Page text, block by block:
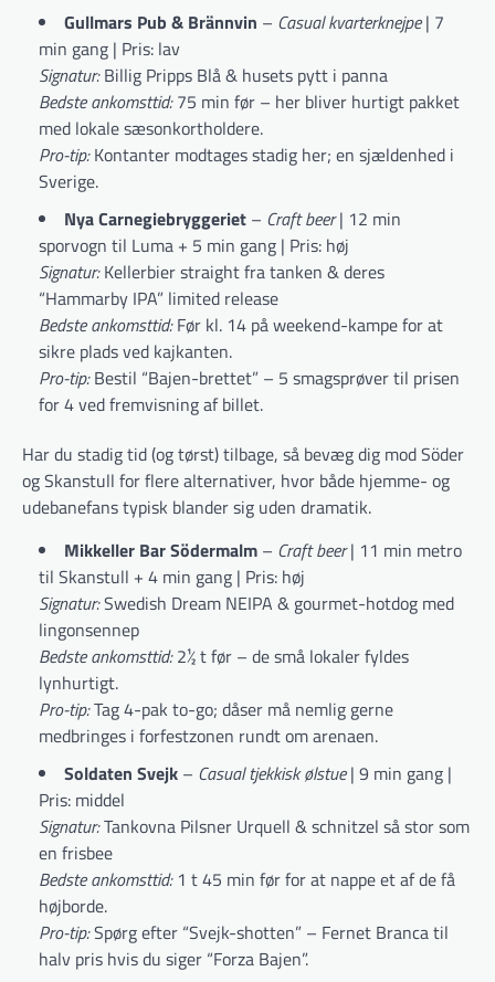
Gullmars Pub & Brännvin – Casual kvarterknejpe| 7
min gang | Pris: lav
Signatur:Billig Pripps Blå & husets pytt i panna
Bedste ankomsttid:75 min før – her bliver hurtigt pakket
med lokale sæsonkortholdere.
Pro-tip:Kontanter modtages stadig her; en sjældenhed i
Sverige.
Nya Carnegiebryggeriet – Craft beer| 12 min
sporvogn til Luma + 5 min gang | Pris: høj
Signatur:Kellerbier straight fra tanken & deres
“Hammarby IPA” limited release
Bedste ankomsttid:Før kl. 14 på weekend-kampe for at
sikre plads ved kajkanten.
Pro-tip:Bestil “Bajen-brettet” – 5 smagsprøver til prisen
for 4 ved fremvisning af billet.
Har du stadig tid (og tørst) tilbage, så bevæg dig mod Söder
og Skanstull for flere alternativer, hvor både hjemme- og
udebanefans typisk blander sig uden dramatik.
Mikkeller Bar Södermalm – Craft beer| 11 min metro
til Skanstull + 4 min gang | Pris: høj
Signatur:Swedish Dream NEIPA & gourmet-hotdog med
lingonsennep
Bedste ankomsttid:2½ t før – de små lokaler fyldes
lynhurtigt.
Pro-tip:Tag 4-pak to-go; dåser må nemlig gerne
medbringes i for­fest­zonen rundt om arenaen.
Soldaten Svejk – Casual tjekkisk ølstue| 9 min gang |
Pris: middel
Signatur:Tankovna Pilsner Urquell & schnitzel så stor som
en frisbee
Bedste ankomsttid:1 t 45 min før for at nappe et af de få
højborde.
Pro-tip:Spørg efter “Svejk-shotten” – Fernet Branca til
halv pris hvis du siger “Forza Bajen”.